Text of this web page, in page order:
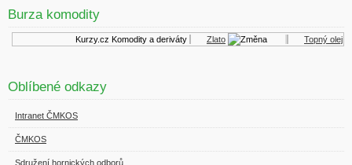
Burza komodity
Kurzy.cz Komodity a deriváty Zlato Topný olej
Oblíbené odkazy
Intranet ČMKOS
ČMKOS
Sdružení hornických odborů